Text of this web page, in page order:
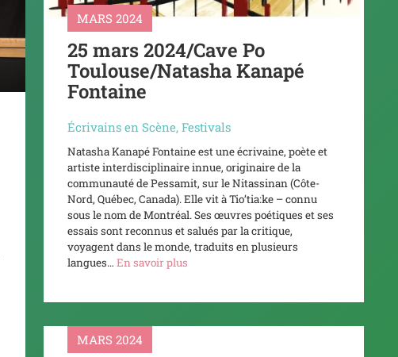
MARS 2024
25 mars 2024/Cave Po
Toulouse/Natasha Kanapé
Fontaine
Écrivains en Scène, Festivals
Natasha Kanapé Fontaine est une écrivaine, poète et
artiste interdisciplinaire innue, originaire de la
communauté de Pessamit, sur le Nitassinan (Côte-
Nord, Québec, Canada). Elle vit à Tio’tia:ke – connu
sous le nom de Montréal. Ses œuvres poétiques et ses
essais sont reconnus et salués par la critique,
voyagent dans le monde, traduits en plusieurs
langues… En savoir plus
MARS 2024